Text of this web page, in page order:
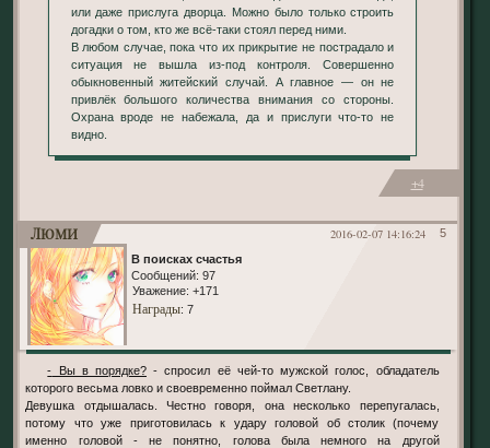
или даже прислуга дворца. Можно было только строить
догадки о том, кто же всё-таки стоял перед ними.
В любом случае, пока что их прикрытие не пострадало и
ситуация не вышла из-под контроля. Совершенно
обыкновенный житейский случай. А главное — он не
привлёк большого количества внимания со стороны.
Охрана вроде не набежала, да и прислуги что-то не
видно.
+4
5
2016-02-07 14:16:24
Люми
В поисках счастья
Сообщений: 97
Уважение: +171
Награды: 7
- Вы в порядке? - спросил её чей-то мужской голос, обладатель
которого весьма ловко и своевременно поймал Светлану.
Девушка отдышалась. Честно говоря, она несколько перепугалась,
потому что уже приготовилась к удару головой об столик (почему
именно головой - не понятно, голова была немного на другой